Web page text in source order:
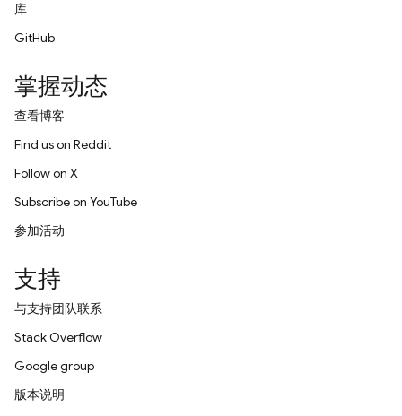
库
GitHub
掌握动态
查看博客
Find us on Reddit
Follow on X
Subscribe on YouTube
参加活动
支持
与支持团队联系
Stack Overflow
Google group
版本说明